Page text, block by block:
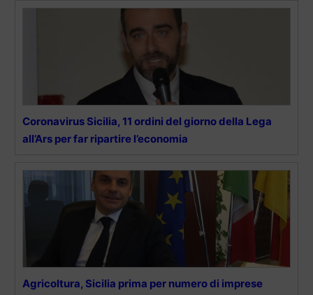
Coronavirus Sicilia, 11 ordini del giorno della Lega
all’Ars per far ripartire l’economia
Agricoltura, Sicilia prima per numero di imprese